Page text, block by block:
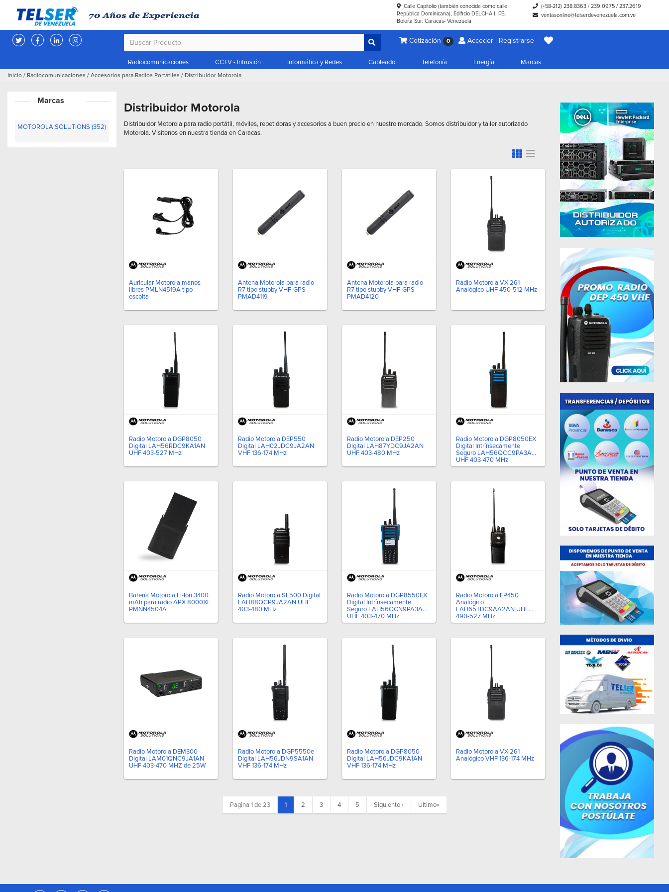
Calle Capitolio (también conocida como calle
República Dominicana), Edificio DELCHA I, PB.
Boleíta Sur. Caracas- Venezuela
(+58-212) 238.8363 /239.0975 /237.2619
ventasonline@telserdevenezuela.com.ve
Cotización 0 Acceder | Registrarse
Radiocomunicaciones CCTV - Intrusión Informática y Redes Cableado Telefonía Energía Marcas
Inicio / Radiocomunicaciones / Accesorios para Radios Portátiles / Distribuidor Motorola
Marcas
MOTOROLA SOLUTIONS (352)
Distribuidor Motorola
Distribuidor Motorola para radio portátil, móviles, repetidoras y accesorios a buen precio en nuestro mercado. Somos distribuidor y taller autorizado
Motorola. Visítenos en nuestra tienda en Caracas.
Auricular Motorola manos
libres PMLN4519A tipo
escolta
Antena Motorola para radio
R7 tipo stubby VHF-GPS
PMAD4119
Antena Motorola para radio
R7 tipo stubby VHF-GPS
PMAD4120
Radio Motorola VX-261
Analógico UHF 450-512 MHz
Radio Motorola DGP8050
Digital LAH56RDC9KA1AN
UHF 403-527 MHz
Radio Motorola DEP550
Digital LAH02JDC9JA2AN
VHF 136-174 MHz
Radio Motorola DEP250
Digital LAH87YDC9JA2AN
UHF 403-480 MHz
Radio Motorola DGP8050EX
Digital Intrínsecamente
Seguro LAH56QCC9PA3AN
UHF 403-470 MHz
Batería Motorola Li-Ion 3400
mAh para radio APX 8000XE
PMNN4504A
Radio Motorola SL500 Digital
LAH88QCP9JA2AN UHF
403-480 MHz
Radio Motorola DGP8550EX
Digital Intrínsecamente
Seguro LAH56QCN9PA3AN
UHF 403-470 MHz
Radio Motorola EP450
Analógico
LAH65TDC9AA2AN UHF
490-527 MHz
Radio Motorola DEM300
Digital LAM01QNC9JA1AN
UHF 403-470 MHZ de 25W
Radio Motorola DGP5550e
Digital LAH56JDN9SA1AN
VHF 136-174 MHz
Radio Motorola DGP8050
Digital LAH56JDC9KA1AN
VHF 136-174 MHz
Radio Motorola VX-261
Analógico VHF 136-174 MHz
Pagina 1 de 23 1(current)
2 3 4 5 Siguiente› Ultimo»